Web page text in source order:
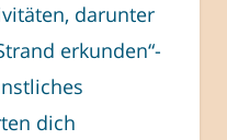
darunter
erkunden“-
dich